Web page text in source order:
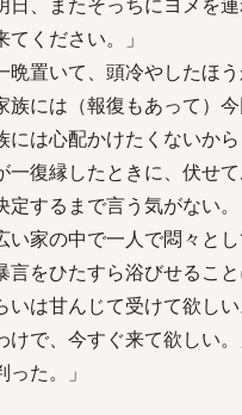
ください。」
晩置いて、頭冷やしたほう
族には（報復もあって）
は心配かけたくないから
復縁したときに、伏せて
するまで言う気がない。
家の中で一人で悶々とし
ひたすら浴びせること
は甘んじて受けて欲しい
で、今すぐ来て欲しい。
た。」